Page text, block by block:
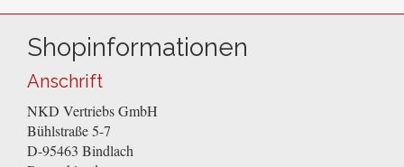
Shopinformationen
Anschrift
NKD Vertriebs GmbH
Bühlstraße 5-7
D-95463 Bindlach